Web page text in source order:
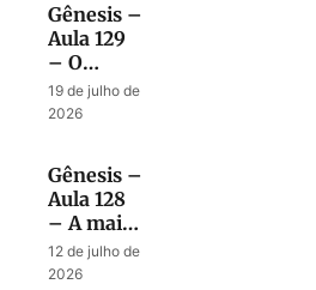
Gênesis –
Aula 129
– O
Mistério
dos dois
19 de julho de
2026
Gênesis –
Aula 128
– A mais
surpreendente
bênção
12 de julho de
2026